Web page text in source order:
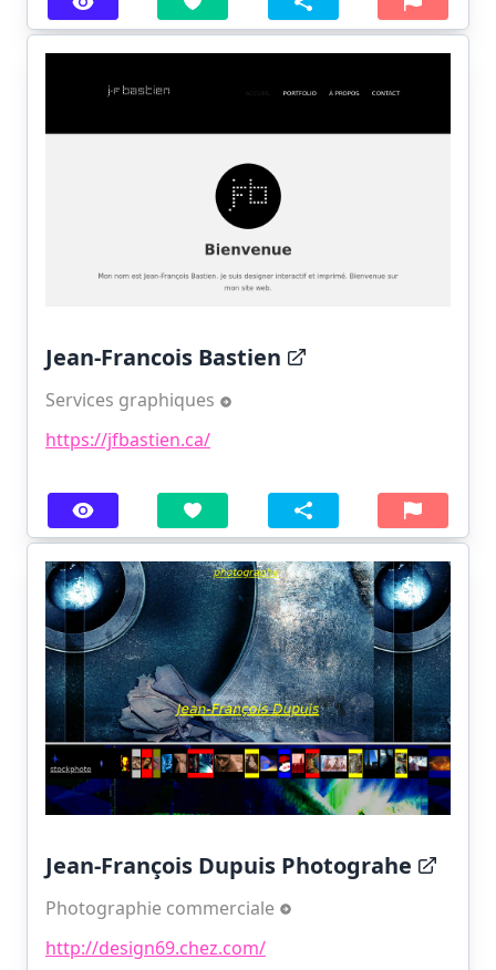
Jean-Francois Bastien
Services graphiques
https://jfbastien.ca/
Jean-François Dupuis Photograhe
Photographie commerciale
http://design69.chez.com/